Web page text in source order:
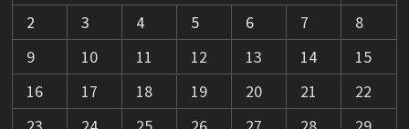
2
3 4 5 6 7
8
9
10 11 12 13 14
15
16
17 18 19 20 21
22